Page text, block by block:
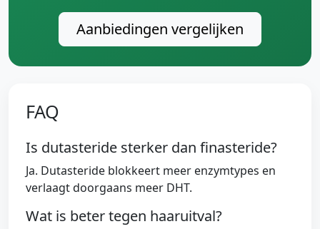
Aanbiedingen vergelijken
FAQ
Is dutasteride sterker dan finasteride?
Ja. Dutasteride blokkeert meer enzymtypes en
verlaagt doorgaans meer DHT.
Wat is beter tegen haaruitval?